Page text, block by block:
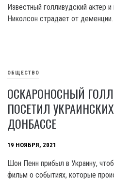
Известный голливудский актер
Николсон страдает от деменции.
ОБЩЕСТВО
ОСКАРОНОСНЫЙ
ПОСЕТИЛ
ДОНБАССЕ
19 НОЯБРЯ, 2021
Шон Пенн прибыл в Украину,
фильм о событиях, которые